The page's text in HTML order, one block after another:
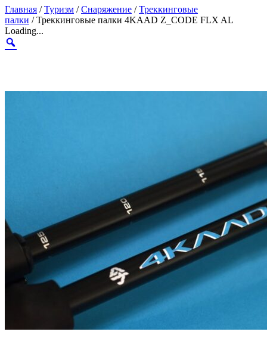
Главная /Туризм /Снаряжение /Треккинговые
палки / Треккинговые палки 4KAAD Z_CODE FLX AL
Loading...